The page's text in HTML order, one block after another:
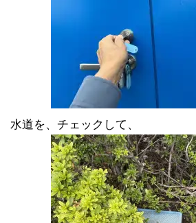
水道を、チェックして、